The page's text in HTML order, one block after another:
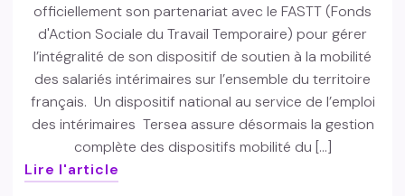
officiellement son partenariat avec le FASTT (Fonds
d'Action Sociale du Travail Temporaire) pour gérer
l’intégralité de son dispositif de soutien à la mobilité
des salariés intérimaires sur l’ensemble du territoire
français. Un dispositif national au service de l’emploi
des intérimaires Tersea assure désormais la gestion
complète des dispositifs mobilité du […]
Lire l'article